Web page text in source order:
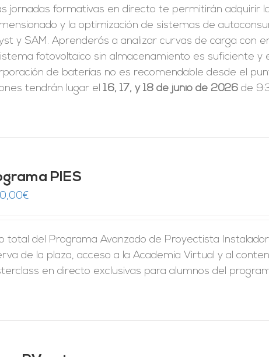
jornadas formativas en directo te permitirán adquirir
y la optimización de sistemas de
y SAM. Aprenderás a analizar curvas de carga con
fotovoltaico sin almacenamiento es suficiente y
de baterías no es recomendable desde el
tendrán lugar el16, 17, y 18 de junio de 2026 de
PIES
€
total del Programa Avanzado de Proyectista
de la plaza, acceso a la Academia Virtual y al
en directo exclusivas para alumnos del